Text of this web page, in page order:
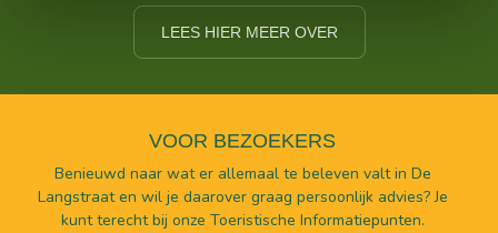
LEES HIER MEER OVER
VOOR BEZOEKERS
Benieuwd naar wat er allemaal te beleven valt in De
Langstraat en wil je daarover graag persoonlijk advies? Je
kunt terecht bij onze Toeristische Informatiepunten.